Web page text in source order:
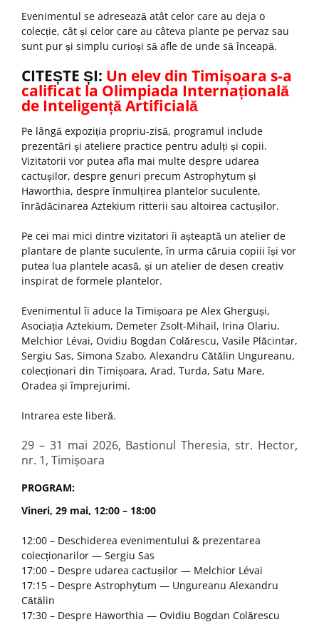
Evenimentul se adresează atât celor care au deja o
colecție, cât și celor care au câteva plante pe pervaz sau
sunt pur și simplu curioși să afle de unde să înceapă.
CITEȘTE ȘI: Un elev din Timișoara s-a
calificat la Olimpiada Internațională
de Inteligență Artificială
Pe lângă expoziția propriu-zisă, programul include
prezentări și ateliere practice pentru adulți și copii.
Vizitatorii vor putea afla mai multe despre udarea
cactușilor, despre genuri precum Astrophytum și
Haworthia, despre înmulțirea plantelor suculente,
înrădăcinarea Aztekium ritterii sau altoirea cactușilor.
Pe cei mai mici dintre vizitatori îi așteaptă un atelier de
plantare de plante suculente, în urma căruia copiii își vor
putea lua plantele acasă, și un atelier de desen creativ
inspirat de formele plantelor.
Evenimentul îi aduce la Timișoara pe Alex Gherguși,
Asociația Aztekium, Demeter Zsolt-Mihail, Irina Olariu,
Melchior Lévai, Ovidiu Bogdan Colărescu, Vasile Plăcintar,
Sergiu Sas, Simona Szabo, Alexandru Cătălin Ungureanu,
colecționari din Timișoara, Arad, Turda, Satu Mare,
Oradea și împrejurimi.
Intrarea este liberă.
29 – 31 mai 2026, Bastionul Theresia, str. Hector,
nr. 1, Timișoara
PROGRAM:
Vineri, 29 mai, 12:00 – 18:00
12:00 – Deschiderea evenimentului & prezentarea
colecționarilor — Sergiu Sas
17:00 – Despre udarea cactușilor — Melchior Lévai
17:15 – Despre Astrophytum — Ungureanu Alexandru
Cătălin
17:30 – Despre Haworthia — Ovidiu Bogdan Colărescu